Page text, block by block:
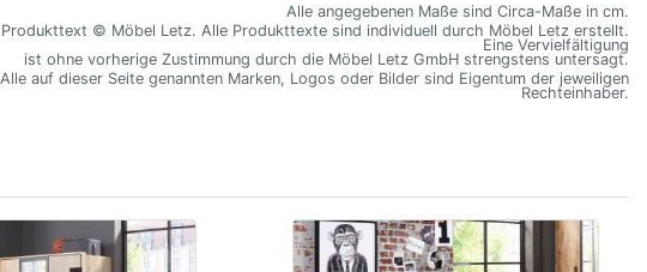
Alle angegebenen Maße sind Circa-Maße in cm.
Produkttext © Möbel Letz. Alle Produkttexte sind individuell durch Möbel Letz erstellt.
Eine Vervielfältigung
ist ohne vorherige Zustimmung durch die Möbel Letz GmbH strengstens untersagt.
Alle auf dieser Seite genannten Marken, Logos oder Bilder sind Eigentum der jeweiligen
Rechteinhaber.